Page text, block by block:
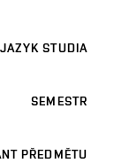
JAZYK STUDIA
SEMESTR
PŘEDMĚTU